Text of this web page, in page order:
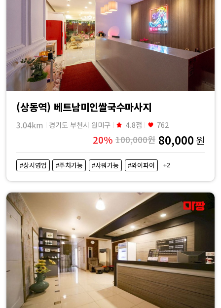
(상동역) 베트남미인쌀국수마사지
3.04km 경기도 부천시 원미구 4.8점 762
20% 100,000원 80,000 원
#상시영업 #주차가능 #샤워가능 #와이파이 +2